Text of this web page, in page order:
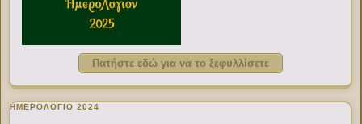
Πατήστε εδώ για να το ξεφυλλίσετε
ΗΜΕΡΟΛΟΓΙΟ 2024